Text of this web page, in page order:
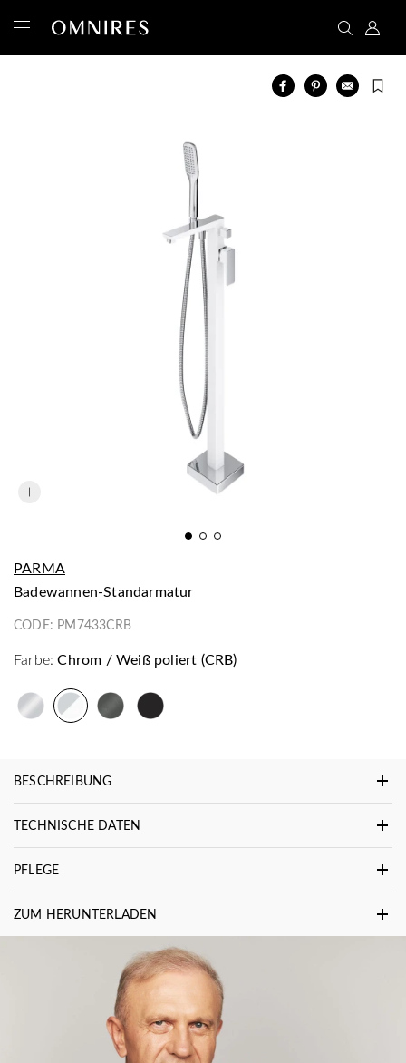
PARMA
Badewannen-Standarmatur
CODE: PM7433CRB
Farbe: Chrom / Weiß poliert (CRB)
BESCHREIBUNG
TECHNISCHE DATEN
PFLEGE
ZUM HERUNTERLADEN